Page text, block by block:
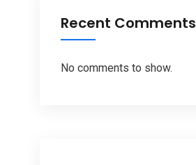
Recent Comments
No comments to show.